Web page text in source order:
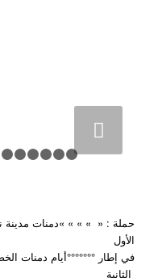
4 5 6 7 8 9
حملة : « » » » »دمنات مدينة
الأول
في إطار °°°°°°°أيام دمنات